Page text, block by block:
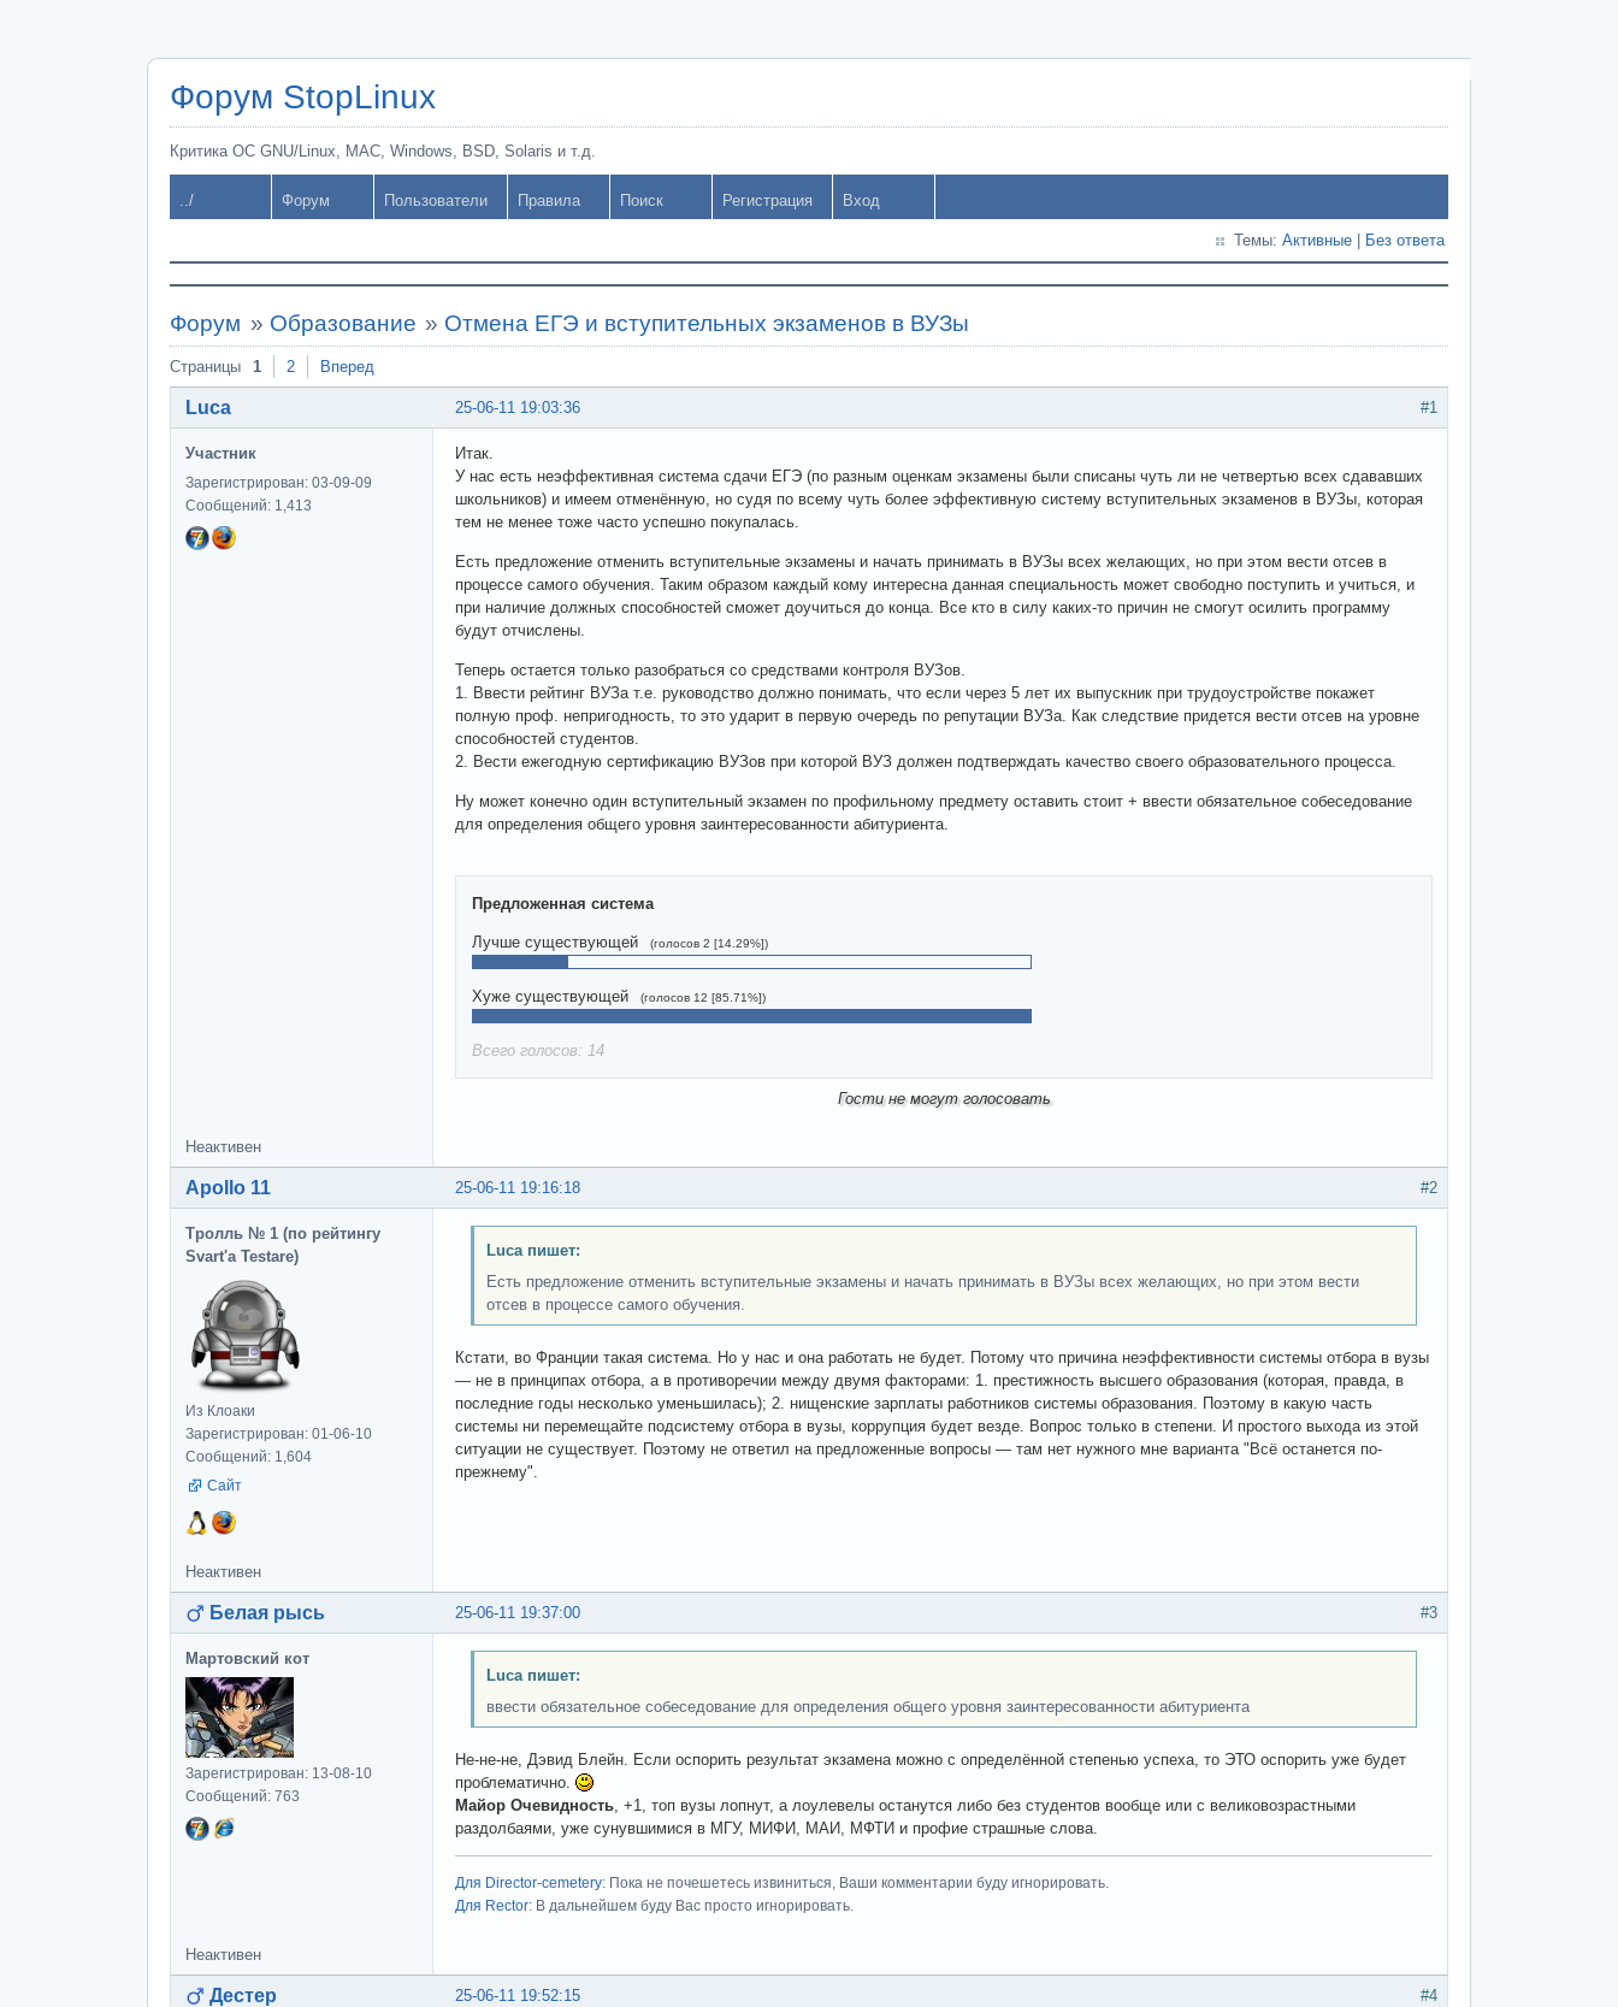
Форум StopLinux
Критика ОС GNU/Linux, MAC, Windows, BSD, Solaris и т.д.
../ Форум Пользователи Правила Поиск Регистрация Вход
Темы: Активные Без ответа
Форум » Образование » Отмена ЕГЭ и вступительных экзаменов в ВУЗы
Страницы 1 2 Вперед
#1
25-06-11 19:03:36
Luca
Участник
Зарегистрирован: 03-09-09
Сообщений: 1,413
Итак.
У нас есть неэффективная система сдачи ЕГЭ (по разным оценкам экзамены были списаны чуть ли не четвертью всех сдававших
школьников) и имеем отменённую, но судя по всему чуть более эффективную систему вступительных экзаменов в ВУЗы, которая
тем не менее тоже часто успешно покупалась.
Есть предложение отменить вступительные экзамены и начать принимать в ВУЗы всех желающих, но при этом вести отсев в
процессе самого обучения. Таким образом каждый кому интересна данная специальность может свободно поступить и учиться, и
при наличие должных способностей сможет доучиться до конца. Все кто в силу каких-то причин не смогут осилить программу
будут отчислены.
Теперь остается только разобраться со средствами контроля ВУЗов.
1. Ввести рейтинг ВУЗа т.е. руководство должно понимать, что если через 5 лет их выпускник при трудоустройстве покажет
полную проф. непригодность, то это ударит в первую очередь по репутации ВУЗа. Как следствие придется вести отсев на уровне
способностей студентов.
2. Вести ежегодную сертификацию ВУЗов при которой ВУЗ должен подтверждать качество своего образовательного процесса.
Ну может конечно один вступительный экзамен по профильному предмету оставить стоит + ввести обязательное собеседование
для определения общего уровня заинтересованности абитуриента.
Предложенная система
Лучше существующей (голосов 2 [14.29%])
Хуже существующей (голосов 12 [85.71%])
Всего голосов: 14
Гости не могут голосовать
Неактивен
#2
25-06-11 19:16:18
Apollo 11
Тролль № 1 (по рейтингу
Svart'а Testare)
Из Клоаки
Зарегистрирован: 01-06-10
Сообщений: 1,604
Сайт
Luca пишет:
Есть предложение отменить вступительные экзамены и начать принимать в ВУЗы всех желающих, но при этом вести
отсев в процессе самого обучения.
Кстати, во Франции такая система. Но у нас и она работать не будет. Потому что причина неэффективности системы отбора в вузы
— не в принципах отбора, а в противоречии между двумя факторами: 1. престижность высшего образования (которая, правда, в
последние годы несколько уменьшилась); 2. нищенские зарплаты работников системы образования. Поэтому в какую часть
системы ни перемещайте подсистему отбора в вузы, коррупция будет везде. Вопрос только в степени. И простого выхода из этой
ситуации не существует. Поэтому не ответил на предложенные вопросы — там нет нужного мне варианта "Всё останется по-
прежнему".
Неактивен
#3
25-06-11 19:37:00
Белая рысь
Мартовский кот
Зарегистрирован: 13-08-10
Сообщений: 763
Luca пишет:
ввести обязательное собеседование для определения общего уровня заинтересованности абитуриента
Не-не-не, Дэвид Блейн. Если оспорить результат экзамена можно с определённой степенью успеха, то ЭТО оспорить уже будет
проблематично.
Майор Очевидность , +1, топ вузы лопнут, а лоулевелы останутся либо без студентов вообще или с великовозрастными
раздолбаями, уже сунувшимися в МГУ, МИФИ, МАИ, МФТИ и профие страшные слова.
Для Director-cemetery: Пока не почешетесь извиниться, Ваши комментарии буду игнорировать.
Для Rector: В дальнейшем буду Вас просто игнорировать.
Неактивен
#4
25-06-11 19:52:15
Дестер